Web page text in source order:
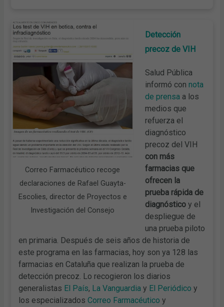
Correo Farmacéutico recoge
declaraciones de Rafael Guayta-
Escolies, director de Proyectos e
Investigación del Consejo
Detección
precoz de VIH
Salud Pública
informó connota
de prensa a los
medios que
refuerza el
diagnóstico
precoz del VIH
con más
farmacias que
ofrecen la
prueba rápida de
diagnósticoy el
despliegue de
una prueba piloto
en primaria. Después de seis años de historia de
este programa en las farmacias, hoy son ya 128 las
farmacias en Cataluña que realizan la prueba de
detección precoz. Lo recogieron los diarios
generalistas El País, La Vanguardia y El Periódico y
los especializadosCorreo Farmacéutico y